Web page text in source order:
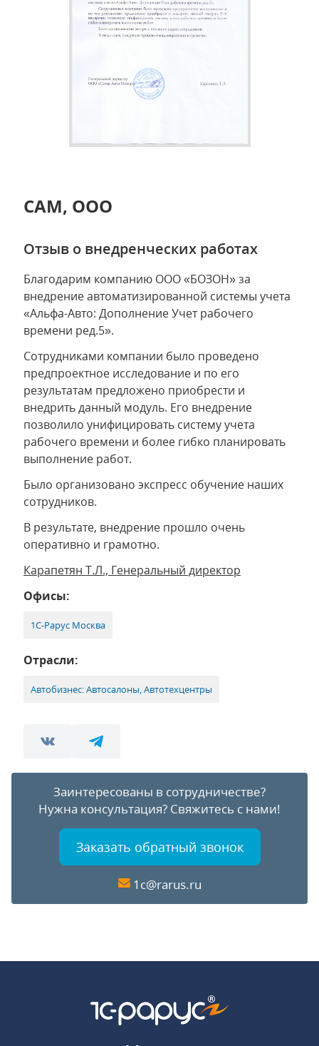
САМ, ООО
Отзыв о внедренческих работах
Благодарим компанию ООО «БОЗОН» за
внедрение автоматизированной системы учета
«Альфа-Авто: Дополнение Учет рабочего
времени ред.5».
Сотрудниками компании было проведено
предпроектное исследование и по его
результатам предложено приобрести и
внедрить данный модуль. Его внедрение
позволило унифицировать систему учета
рабочего времени и более гибко планировать
выполнение работ.
Было организовано экспресс обучение наших
сотрудников.
В результате, внедрение прошло очень
оперативно и грамотно.
Карапетян Т.Л., Генеральный директор
Офисы:
1С-Рарус Москва
Отрасли:
Автобизнес: Автосалоны, Автотехцентры
Заинтересованы в сотрудничестве?
Нужна консультация? Свяжитесь с нами!
Заказать обратный звонок
1c@rarus.ru